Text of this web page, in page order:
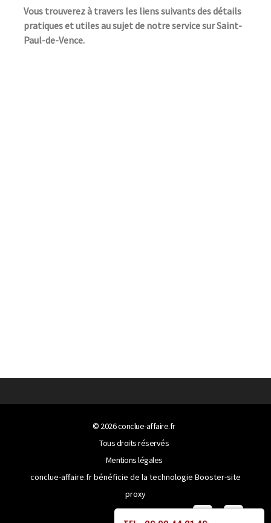
Vous trouverez à travers les liens suivants des détails
pratiques et utiles au sujet de notre service sur Saint-
Paul-de-Vence.
© 2026conclue-affaire.fr
Tous droits réservés
Mentions légales
conclue-affaire.fr bénéficie de la technologie Booster-site
proxy